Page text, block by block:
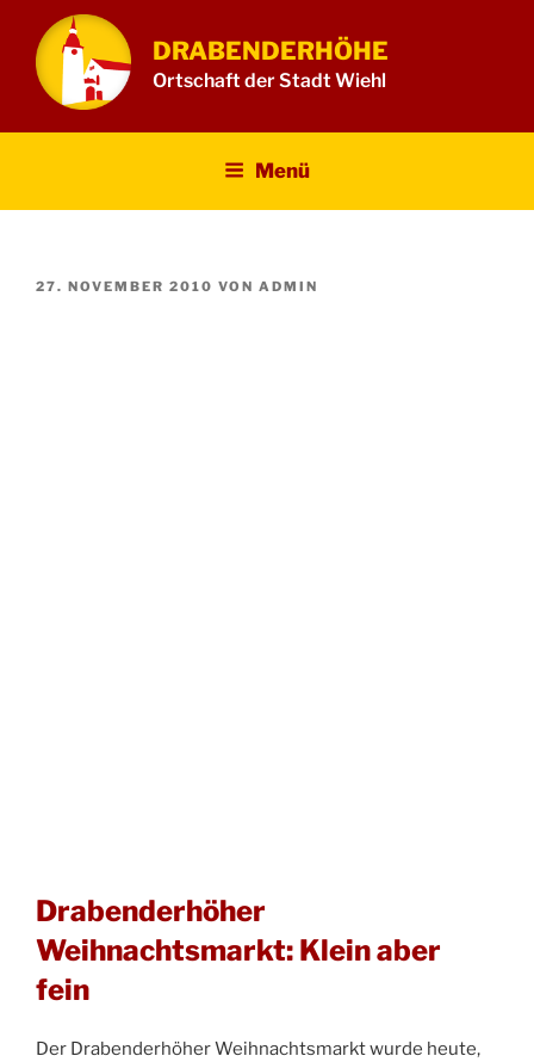
Inhalt
springen
DRABENDERHÖHE
Ortschaft der Stadt Wiehl
Menü
VERÖFFENTLICHT
27. NOVEMBER 2010 VON ADMIN
Drabenderhöher
Weihnachtsmarkt: Klein aber
fein
Der Drabenderhöher Weihnachtsmarkt wurde heute,